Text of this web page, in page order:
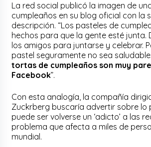
La red social publicó la imagen de
cumpleaños en su blog oficial con la
descripción. “Los pasteles de
hechos para que la gente esté junta.
los amigos para juntarse y celebrar.
pastel seguramente no sea
tortas de cumpleaños son muy
Facebook”.
Con esta analogía, la compañía
Zuckrberg buscaría advertir sobre lo
puede ser volverse un ‘adicto’ a las
problema que afecta a miles de
mundial.